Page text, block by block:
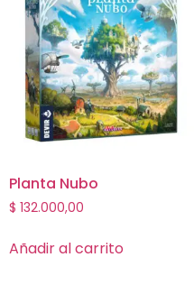
Planta Nubo
$ 132.000,00
Añadir al carrito